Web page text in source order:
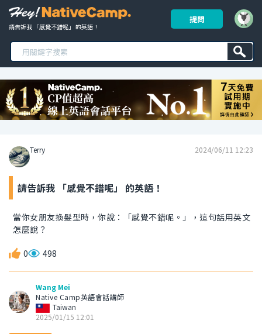
請告訴我 「感覺不錯呢」 的英語！
提問
Terry 2024/06/11 12:23
請告訴我 「感覺不錯呢」 的英語！
當你女朋友換髮型時，你說：「感覺不錯呢。」，這句話用英文
怎麼說？
0 498
Wang Mei
Native Camp英語會話講師
Taiwan
2025/01/15 12:01